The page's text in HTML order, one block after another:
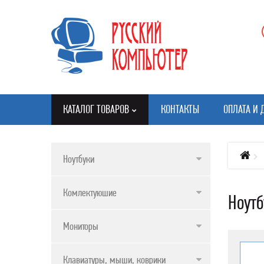
КАТАЛОГ ТОВАРОВ
КАТАЛОГ ТОВАРОВ
КОМЛЕКТУЮШИЕ
КЛАВИАТУРЫ, МЫШИ, КОВРИКИ
КОНТАКТЫ ОПЛАТА И
Ноутбуки
Комлектуюшие
Мониторы
Клавиатуры, мыши, коврики